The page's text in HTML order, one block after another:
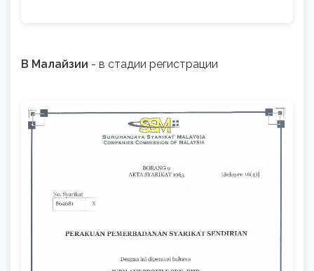
В Малайзии - в стадии регистрации